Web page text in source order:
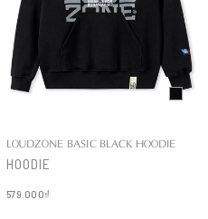
LOUDZONE BASIC BLACK HOODIE
HOODIE
579.000₫